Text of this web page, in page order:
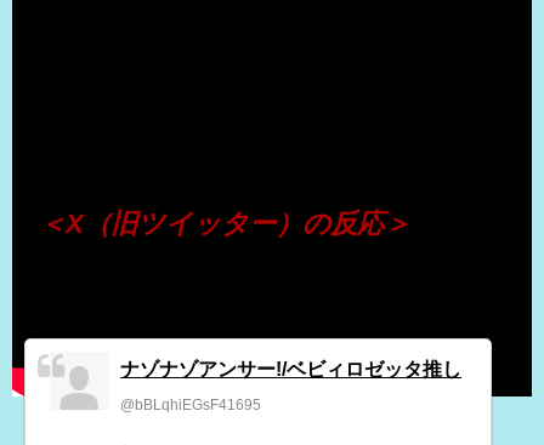
＜X（旧ツイッター）の反応＞
ナゾナゾアンサー!/ベビィロゼッタ推し
@bBLqhiEGsF41695